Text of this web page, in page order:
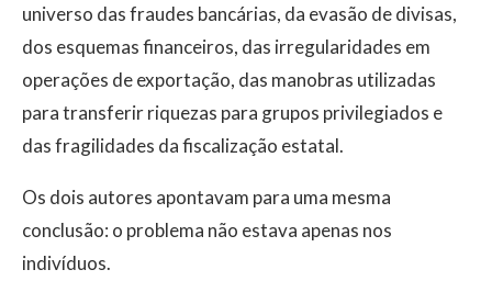
universo das fraudes bancárias, da evasão de divisas,
dos esquemas financeiros, das irregularidades em
operações de exportação, das manobras utilizadas
para transferir riquezas para grupos privilegiados e
das fragilidades da fiscalização estatal.
Os dois autores apontavam para uma mesma
conclusão: o problema não estava apenas nos
indivíduos.